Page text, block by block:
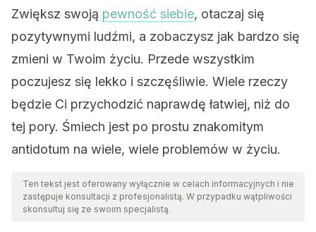
Zwiększ swoją pewność siebie, otaczaj się
pozytywnymi ludźmi, a zobaczysz jak bardzo się
zmieni w Twoim życiu. Przede wszystkim
poczujesz się lekko i szczęśliwie. Wiele rzeczy
będzie Ci przychodzić naprawdę łatwiej, niż do
tej pory. Śmiech jest po prostu znakomitym
antidotum na wiele, wiele problemów w życiu.
Ten tekst jest oferowany wyłącznie w celach informacyjnych i nie
zastępuje konsultacji z profesjonalistą. W przypadku wątpliwości
skonsultuj się ze swoim specjalistą.